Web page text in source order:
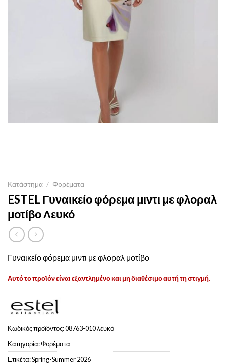
Κατάστημα / Φoρέματα
ESTEL Γυναικείο φόρεμα μιντι με φλοραλ
μοτίβο Λευκό
Γυναικείο φόρεμα μιντι με φλοραλ μοτίβο
Αυτό το προϊόν είναι εξαντλημένο και μη διαθέσιμο αυτή τη στιγμή.
Κωδικός προϊόντος:08763-010 λευκό
Κατηγορία:Φoρέματα
Ετικέτα:Spring-Summer 2026